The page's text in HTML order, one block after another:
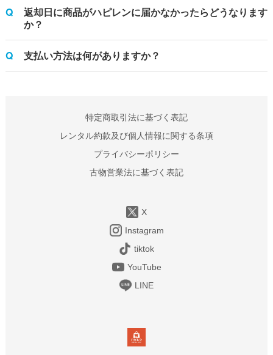
返却日に商品がハピレンに届かなかったらどうなります
か？
支払い方法は何がありますか？
特定商取引法に基づく表記
レンタル約款及び個人情報に関する条項
プライバシーポリシー
古物営業法に基づく表記
X
Instagram
tiktok
YouTube
LINE